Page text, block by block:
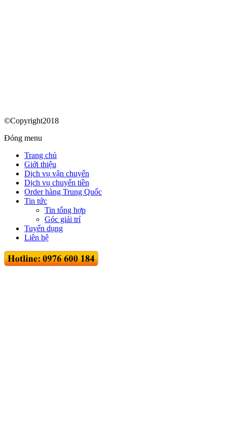
©Copyright2018
Đóng menu
Trang chủ
Giới thiệu
Dịch vụ vận chuyển
Dịch vụ chuyển tiền
Order hàng Trung Quốc
Tin tức
Tin tổng hợp
Góc giải trí
Tuyển dụng
Liên hệ